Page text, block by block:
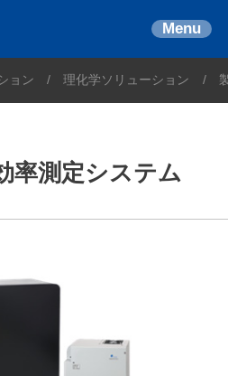
Menu
ョン 理化学ソリューション
率測定システム